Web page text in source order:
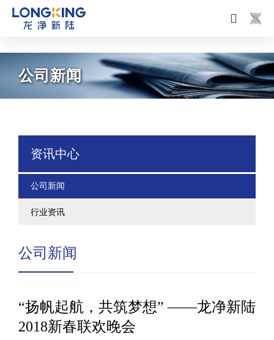
dhy0006大红鹰(中国)有限公司-BinG百科
公司 新闻
资讯中心
公司新闻
行业资讯
公司新闻
“扬帆起航，共筑梦想” ——龙净新陆
2018新春联欢晚会